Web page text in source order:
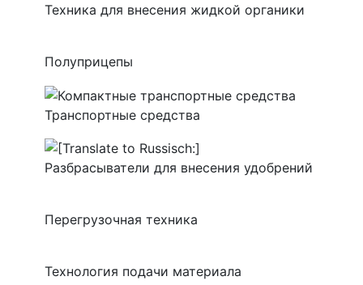
Техника для внесения жидкой органики
Полуприцепы
Транспортные средства
Разбрасыватели для внесения удобрений
Перегрузочная техника
Технология подачи материала